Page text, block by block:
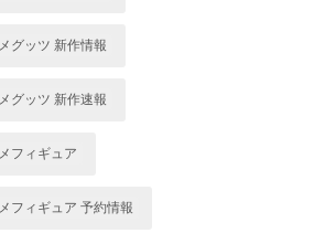
グッツ 新作情報
グッツ 新作速報
フィギュア
フィギュア 予約情報